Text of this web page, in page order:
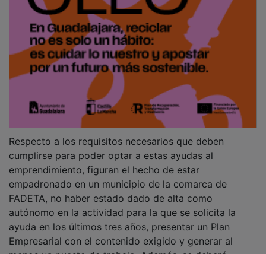
Empresarial con el contenido exigido y generar al
menos un puesto de trabajo. Además, se deberá
contar con capacitación empresarial o bien
comprometerse a adquirirla en un plazo máximo de 36
meses a partir de la fecha de concesión de la ayuda.